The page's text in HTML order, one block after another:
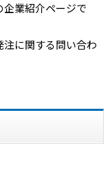
業紹介ページで
に関する問い合わ